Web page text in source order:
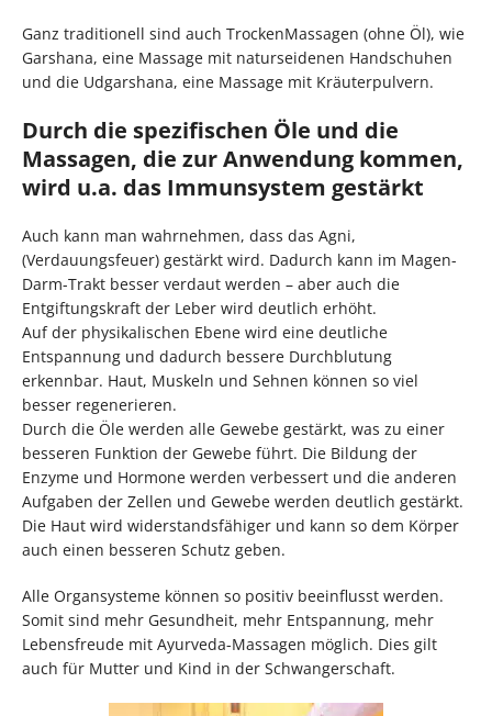
Ganz traditionell sind auch TrockenMassagen (ohne Öl), wie
Garshana, eine Massage mit naturseidenen Handschuhen
und die Udgarshana, eine Massage mit Kräuterpulvern.
Durch die spezifischen Öle und die
Massagen, die zur Anwendung kommen,
wird u.a. das Immunsystem gestärkt
Auch kann man wahrnehmen, dass das Agni,
(Verdauungsfeuer) gestärkt wird. Dadurch kann im Magen-
Darm-Trakt besser verdaut werden – aber auch die
Entgiftungskraft der Leber wird deutlich erhöht.
Auf der physikalischen Ebene wird eine deutliche
Entspannung und dadurch bessere Durchblutung
erkennbar. Haut, Muskeln und Sehnen können so viel
besser regenerieren.
Durch die Öle werden alle Gewebe gestärkt, was zu einer
besseren Funktion der Gewebe führt. Die Bildung der
Enzyme und Hormone werden verbessert und die anderen
Aufgaben der Zellen und Gewebe werden deutlich gestärkt.
Die Haut wird widerstandsfähiger und kann so dem Körper
auch einen besseren Schutz geben.
Alle Organsysteme können so positiv beeinflusst werden.
Somit sind mehr Gesundheit, mehr Entspannung, mehr
Lebensfreude mit Ayurveda-Massagen möglich. Dies gilt
auch für Mutter und Kind in der Schwangerschaft.